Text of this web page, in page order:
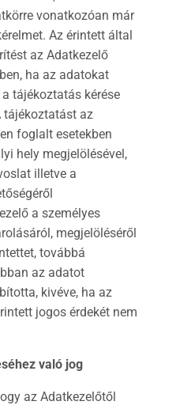
vonatkozóan már
Az érintett által
az Adatkezelő
ha az adatokat
tájékoztatás kérése
tájékoztatást az
foglalt esetekben
hely megjelölésével,
illetve a
a személyes
megjelöléséről
továbbá
az adatot
kivéve, ha az
jogos érdekét nem
való jog
az Adatkezelőtől